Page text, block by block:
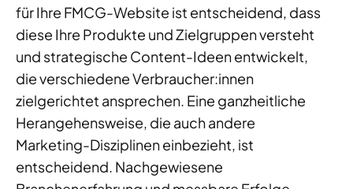
für Ihre FMCG-Website ist entscheidend, dass
diese Ihre Produkte und Zielgruppen versteht
und strategische Content-Ideen entwickelt,
die verschiedene Verbraucher:innen
zielgerichtet ansprechen. Eine ganzheitliche
Herangehensweise, die auch andere
Marketing-Disziplinen einbezieht, ist
entscheidend. Nachgewiesene